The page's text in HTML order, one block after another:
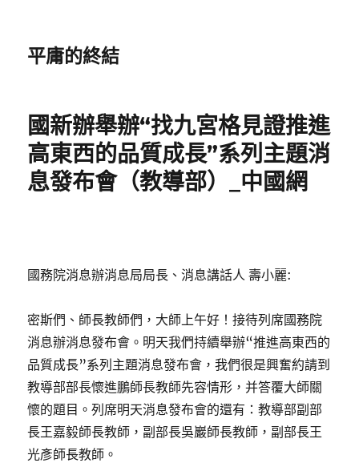
平庸的終結
國新辦舉辦“找九宮格見證推進
高東西的品質成長”系列主題消
息發布會（教導部）_中國網
國務院消息辦消息局局長、消息講話人 壽小麗:
密斯們、師長教師們，大師上午好！接待列席國務院
消息辦消息發布會。明天我們持續舉辦“推進高東西的
品質成長”系列主題消息發布會，我們很是興奮約請到
教導部部長懷進鵬師長教師先容情形，并答覆大師關
懷的題目。列席明天消息發布會的還有：教導部副部
長王嘉毅師長教師，副部長吳巖師長教師，副部長王
光彥師長教師。